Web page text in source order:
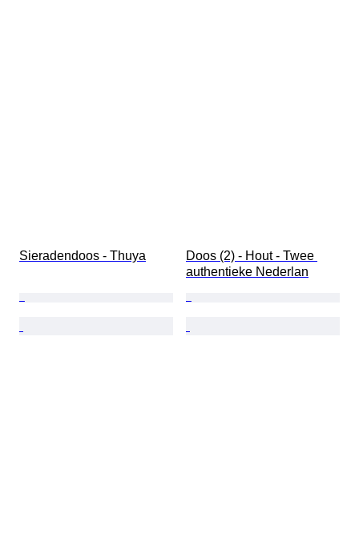
Sieradendoos - Thuya
Doos (2) - Hout - Twee
authentieke Nederlan